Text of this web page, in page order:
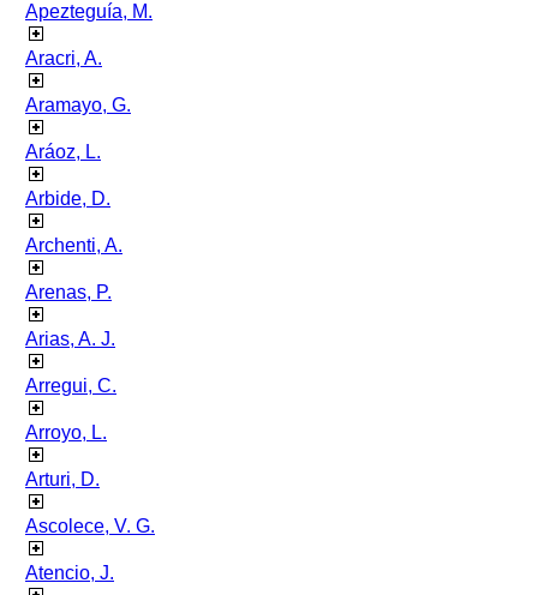
Apezteguía, M.
Aracri, A.
Aramayo, G.
Aráoz, L.
Arbide, D.
Archenti, A.
Arenas, P.
Arias, A. J.
Arregui, C.
Arroyo, L.
Arturi, D.
Ascolece, V. G.
Atencio, J.